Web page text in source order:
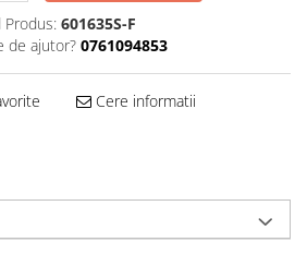
Produs: 601635S-F
de ajutor? 0761094853
Cere informatii